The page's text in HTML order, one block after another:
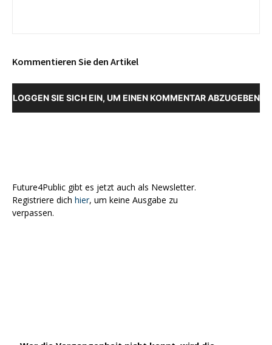
Kommentieren Sie den Artikel
LOGGEN SIE SICH EIN, UM EINEN KOMMENTAR ABZUGEBEN
Future4Public gibt es jetzt auch als Newsletter.
Registriere dich hier, um keine Ausgabe zu
verpassen.